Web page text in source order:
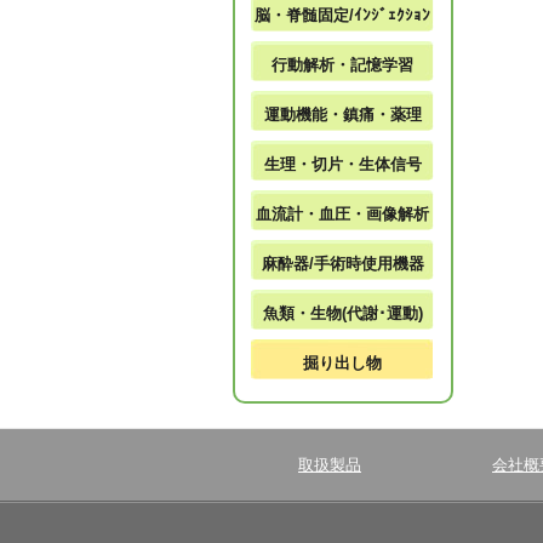
脳・脊髄固定/ｲﾝｼﾞｪｸｼｮﾝ
行動解析・記憶学習
運動機能・鎮痛・薬理
生理・切片・生体信号
血流計・血圧・画像解析
麻酔器/手術時使用機器
魚類・生物(代謝･運動)
掘り出し物
取扱製品 会社概